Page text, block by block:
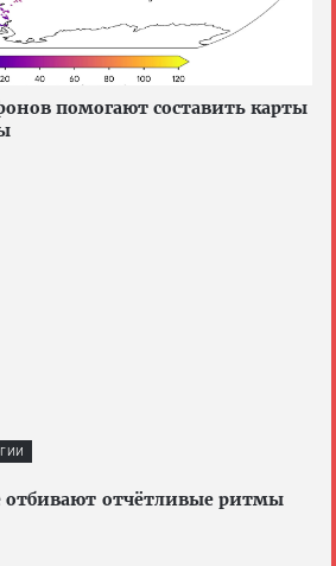
помогают составить карты
отчётливые ритмы